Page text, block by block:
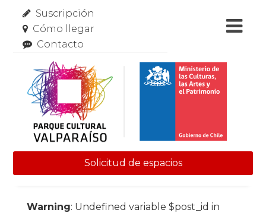
Suscripción
Cómo llegar
Contacto
Solicitud de espacios
Warning: Undefined variable $post_id in